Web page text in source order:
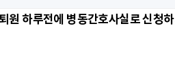
하루전에 병동간호사실로 신청